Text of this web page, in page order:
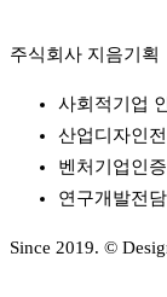
주식회사 지음기
사회적기업
산업디자인
벤처기업인
연구개발전
Since 2019. ©